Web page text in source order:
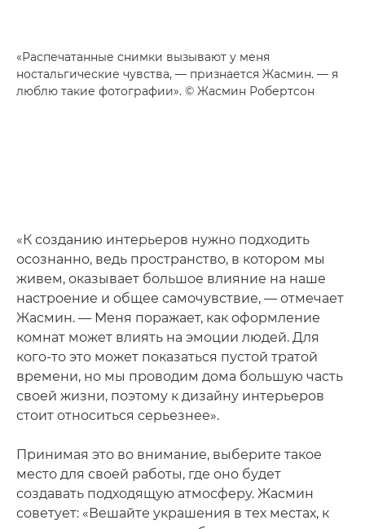
«Распечатанные снимки вызывают у меня
ностальгические чувства, — признается Жасмин. — я
люблю такие фотографии». © Жасмин Робертсон
«К созданию интерьеров нужно подходить
осознанно, ведь пространство, в котором мы
живем, оказывает большое влияние на наше
настроение и общее самочувствие, — отмечает
Жасмин. — Меня поражает, как оформление
комнат может влиять на эмоции людей. Для
кого-то это может показаться пустой тратой
времени, но мы проводим дома большую часть
своей жизни, поэтому к дизайну интерьеров
стоит относиться серьезнее».
Принимая это во внимание, выберите такое
место для своей работы, где оно будет
создавать подходящую атмосферу. Жасмин
советует: «Вешайте украшения в тех местах, к